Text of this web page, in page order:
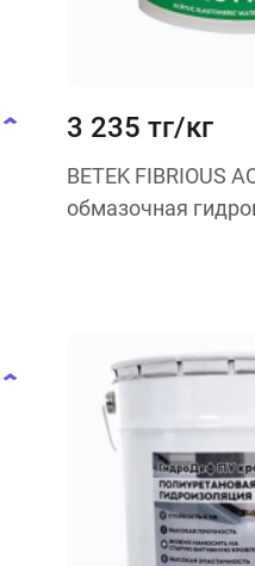
3 235 тг/кг
BETEK FIBRIOUS
обмазочная